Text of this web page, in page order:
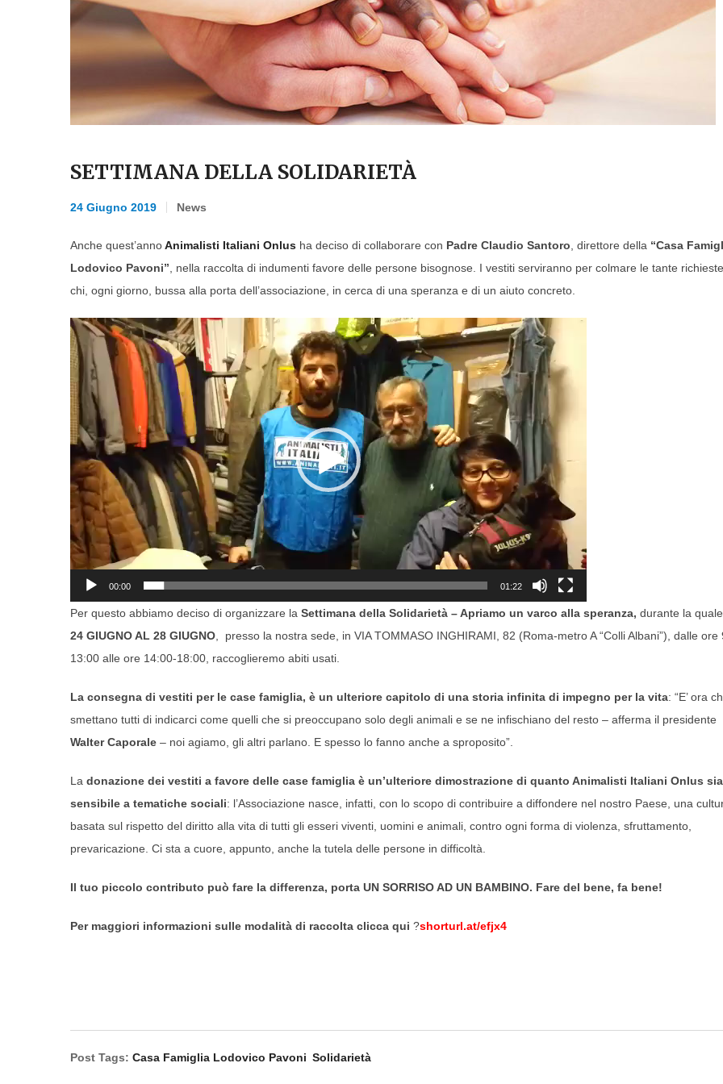
SETTIMANA DELLA SOLIDARIETÀ
24 Giugno 2019 News
Anche quest’annoAnimalisti Italiani Onlus ha deciso di collaborare con Padre Claudio Santoro , direttore della “Casa
Lodovico Pavoni” , nella raccolta di indumenti favore delle persone bisognose. I vestiti serviranno per colmare le tante
chi, ogni giorno, bussa alla porta dell’associazione, in cerca di una speranza e di un aiuto concreto.
Video
Player
00:00 01:22
Per questo abbiamo deciso di organizzare la Settimana della Solidarietà – Apriamo un varco alla speranza, durante la
24 GIUGNO AL 28 GIUGNO , presso la nostra sede, in VIA TOMMASO INGHIRAMI, 82 (Roma-metro A “Colli Albani”), dalle ore
13:00 alle ore 14:00-18:00, raccoglieremo abiti usati.
La consegna di vestiti per le case famiglia, è un ulteriore capitolo di una storia infinita di impegno per la vita: “E’ ora
smettano tutti di indicarci come quelli che si preoccupano solo degli animali e se ne infischiano del resto – afferma il presidente
Walter Caporale – noi agiamo, gli altri parlano. E spesso lo fanno anche a sproposito”.
La donazione dei vestiti a favore delle case famiglia è un’ulteriore dimostrazione di quanto Animalisti Italiani Onlus sia
sensibile a tematiche sociali: l’Associazione nasce, infatti, con lo scopo di contribuire a diffondere nel nostro Paese, una
basata sul rispetto del diritto alla vita di tutti gli esseri viventi, uomini e animali, contro ogni forma di violenza, sfruttamento,
prevaricazione. Ci sta a cuore, appunto, anche la tutela delle persone in difficoltà.
Il tuo piccolo contributo può fare la differenza, porta UN SORRISO AD UN BAMBINO. Fare del bene, fa bene!
Per maggiori informazioni sulle modalità di raccolta clicca qui ?shorturl.at/efjx4
Post Tags: Casa Famiglia Lodovico Pavoni Solidarietà